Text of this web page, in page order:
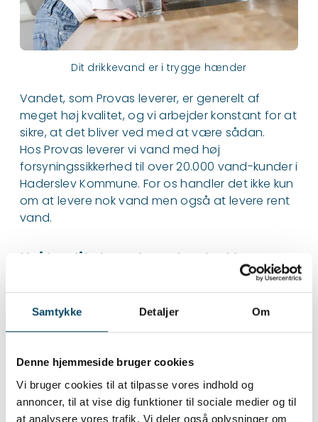
Samtykke Detaljer Om
Denne hjemmeside bruger cookies
Vi bruger cookies til at tilpasse vores indhold og
annoncer, til at vise dig funktioner til sociale medier og til
at analysere vores trafik. Vi deler også oplysninger om
Dit drikkevand er i trygge hænder
Vandet, som Provas leverer, er generelt af
meget høj kvalitet, og vi arbejder konstant for at
sikre, at det bliver ved med at være sådan.
Hos Provas leverer vi vand med høj
forsyningssikkerhed til over 20.000 vand-kunder i
Haderslev Kommune. For os handler det ikke kun
om at levere nok vand men også at levere rent
vand.
Høj kvalitet og skarp kontrol hver
vandet gennem stikprøver. Det betyder, at vi
tester vandet under hele processen – fra det rå
kildepladserne over behandlingen på
vandværkerne og helt ud til de prøver, vi tager
ved forbrugernes egne vandhaner. I blandt